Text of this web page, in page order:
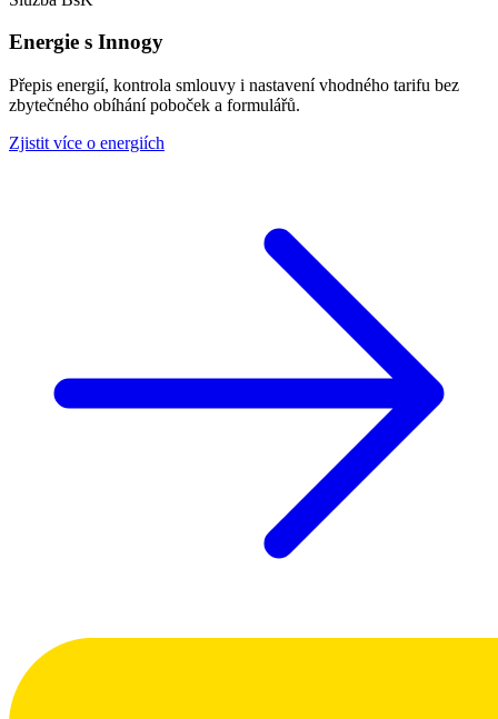
Energie s Innogy
Přepis energií, kontrola smlouvy i nastavení vhodného tarifu bez
zbytečného obíhání poboček a formulářů.
Zjistit více o energiích